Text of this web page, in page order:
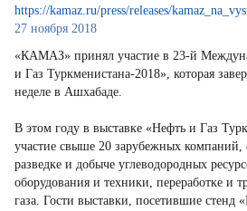
https://kamaz.ru/press/releases/
27 ноября 2018
«КАМАЗ» принял участие в 23-й
и Газ Туркменистана-2018», которая
неделе в Ашхабаде.
В этом году в выставке «Нефть и Газ
участие свыше 20 зарубежных
разведке и добыче углеводородных
оборудования и техники, переработке и
газа. Гости выставки, посетившие